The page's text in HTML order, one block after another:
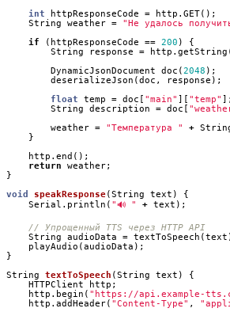
int
httpResponseCode = http . GET();
String
weather = "Не удалось
if
( httpResponseCode == 200 )
{
String
response = http . getString
DynamicJsonDocument
doc (2048 );
deserializeJson (doc , response );
float
temp = doc [ "main" ][ "temp" ];
String
description = doc [
weather = "Температура " +
}
http . end ();
return
weather;
}
void
speakResponse(String text )
{
Serial . println ( "🔊 " + text );
String
audioData = textToSpeech (text
playAudio (audioData );
}
String
textToSpeech (String text )
{
HTTPClient
http ;
http . begin ( "https://api.example-
http . addHeader( "Content-Type" ,